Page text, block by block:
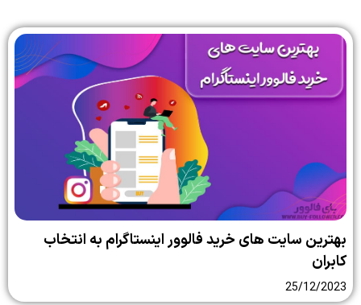
بهترین سایت‌ های خرید فالوور اینستاگرام به انتخاب
کابران
25/12/2023